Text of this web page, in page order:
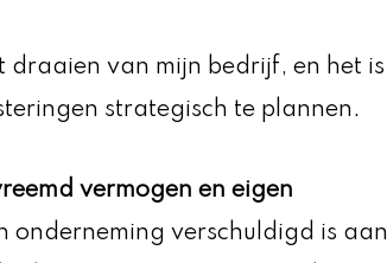
draaien van mijn bedrijf, en het is
strategisch te plannen.
vermogen en eigen
onderneming verschuldigd is aan